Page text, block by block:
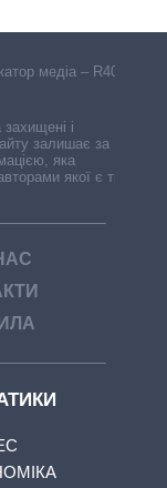
медіа – R40-
і
залишає за
яка
якої є треті